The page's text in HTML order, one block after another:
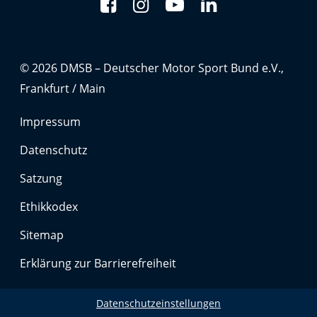
© 2026 DMSB – Deutscher Motor Sport Bund e.V.,
Frankfurt / Main
Impressum
Datenschutz
Satzung
Ethikkodex
Sitemap
Erklärung zur Barrierefreiheit
Datenschutzeinstellungen
Marketing-Cookies werden von Drittanbietern verwendet,
Google Ads
_gcl_aw, _gcl_gs, _gclid, _gcl_au, FPGCLAW, FPAU
Google LLC
Zweck:
Wir nutzen Marketing-Cookies, um den Erfolg unserer
Online-Werbemaßnahmen auf anderen Seiten zu
messen und damit eine optimale Verteilung unseres
Werbebudgets zu gewährleisten.
Cookie Laufzeit: